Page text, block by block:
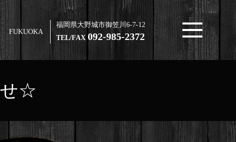
FUKUOKA
福岡県大野城市御笠川6-7-12
TEL/FAX 092-985-2372
せ☆